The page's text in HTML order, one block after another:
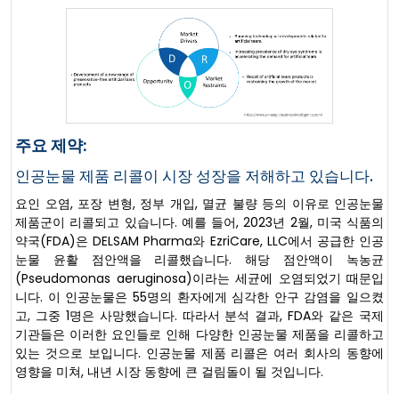
주요 제약:
인공눈물 제품 리콜이 시장 성장을 저해하고 있습니다.
요인 오염, 포장 변형, 정부 개입, 멸균 불량 등의 이유로 인공눈물
제품군이 리콜되고 있습니다. 예를 들어, 2023년 2월, 미국 식품의
약국(FDA)은 DELSAM Pharma와 EzriCare, LLC에서 공급한 인공
눈물 윤활 점안액을 리콜했습니다. 해당 점안액이 녹농균
(Pseudomonas aeruginosa)이라는 세균에 오염되었기 때문입
니다. 이 인공눈물은 55명의 환자에게 심각한 안구 감염을 일으켰
고, 그중 1명은 사망했습니다. 따라서 분석 결과, FDA와 같은 국제
기관들은 이러한 요인들로 인해 다양한 인공눈물 제품을 리콜하고
있는 것으로 보입니다. 인공눈물 제품 리콜은 여러 회사의 동향에
영향을 미쳐, 내년 시장 동향에 큰 걸림돌이 될 것입니다.